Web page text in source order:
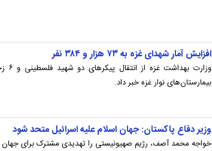
افزایش آمار شهدای غزه به ۷۳ هزار و ۳۸۴ نفر
بیمارستان‌های نوار غزه خبر داد.
وزیر دفاع پاکستان: جهان اسلام علیه اسرائیل متحد شود
خواجه محمد آصف، رژیم صهیونیستی را تهدیدی مشترک برای